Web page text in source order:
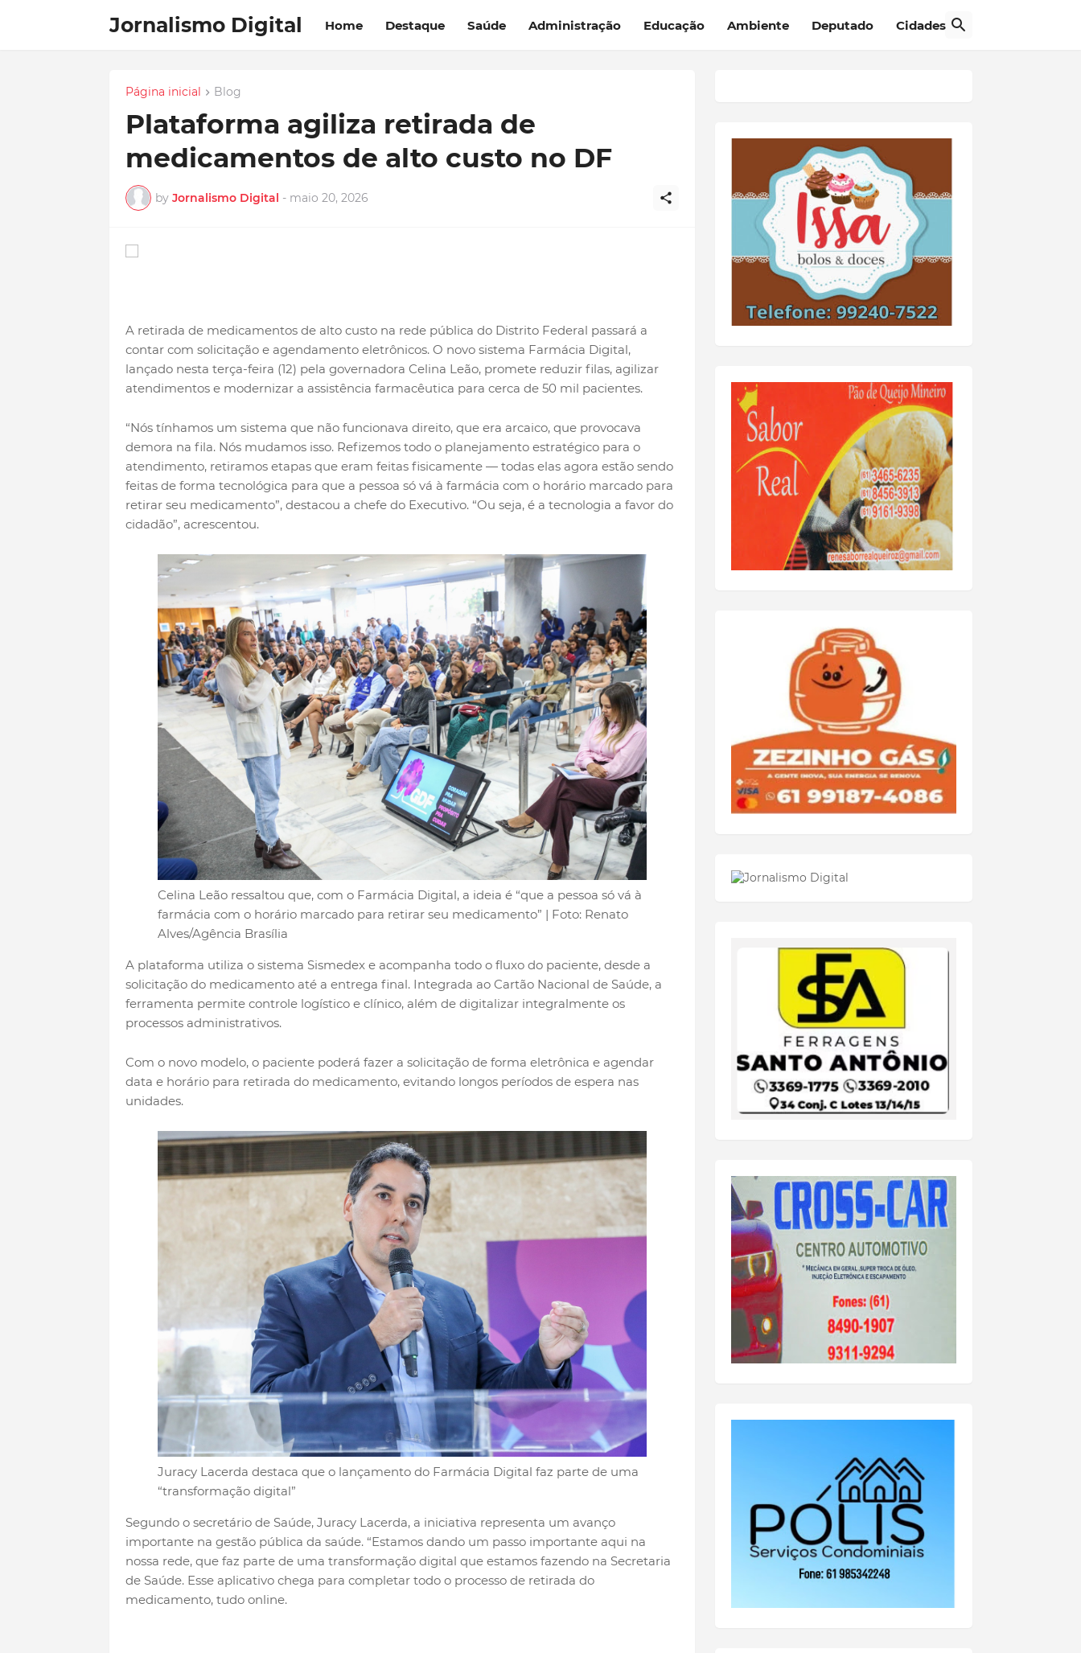
Jornalismo Digital Home Destaque Saúde Administração Educação Ambiente Deputado Cidades
Página inicial Blog
Plataforma agiliza retirada de
medicamentos de alto custo no DF
by Jornalismo Digital - maio 20, 2026
A retirada de medicamentos de alto custo na rede pública do Distrito Federal passará a
contar com solicitação e agendamento eletrônicos. O novo sistema Farmácia Digital,
lançado nesta terça-feira (12) pela governadora Celina Leão, promete reduzir filas, agilizar
atendimentos e modernizar a assistência farmacêutica para cerca de 50 mil pacientes.
“Nós tínhamos um sistema que não funcionava direito, que era arcaico, que provocava
demora na fila. Nós mudamos isso. Refizemos todo o planejamento estratégico para o
atendimento, retiramos etapas que eram feitas fisicamente — todas elas agora estão sendo
feitas de forma tecnológica para que a pessoa só vá à farmácia com o horário marcado para
retirar seu medicamento”, destacou a chefe do Executivo. “Ou seja, é a tecnologia a favor do
cidadão”, acrescentou.
Celina Leão ressaltou que, com o Farmácia Digital, a ideia é “que a pessoa só vá à
farmácia com o horário marcado para retirar seu medicamento” | Foto: Renato
Alves/Agência Brasília
A plataforma utiliza o sistema Sismedex e acompanha todo o fluxo do paciente, desde a
solicitação do medicamento até a entrega final. Integrada ao Cartão Nacional de Saúde, a
ferramenta permite controle logístico e clínico, além de digitalizar integralmente os
processos administrativos.
Com o novo modelo, o paciente poderá fazer a solicitação de forma eletrônica e agendar
data e horário para retirada do medicamento, evitando longos períodos de espera nas
unidades.
Juracy Lacerda destaca que o lançamento do Farmácia Digital faz parte de uma
“transformação digital”
Segundo o secretário de Saúde, Juracy Lacerda, a iniciativa representa um avanço
importante na gestão pública da saúde. “Estamos dando um passo importante aqui na
nossa rede, que faz parte de uma transformação digital que estamos fazendo na Secretaria
de Saúde. Esse aplicativo chega para completar todo o processo de retirada do
medicamento, tudo online.